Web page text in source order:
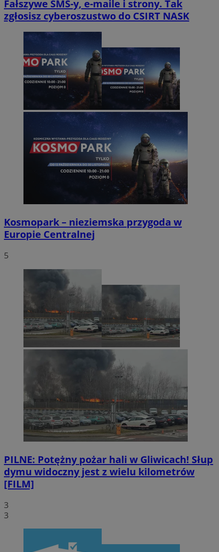
Fałszywe SMS-y, e-maile i strony. Tak
zgłosisz cyberoszustwo do CSIRT NASK
Kosmopark – nieziemska przygoda w
Europie Centralnej
5
PILNE: Potężny pożar hali w Gliwicach! Słup
dymu widoczny jest z wielu kilometrów
[FILM]
3
3